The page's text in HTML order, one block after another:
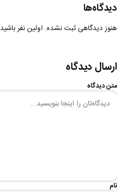
دیدگاه‌ها
هنوز دیدگاهی ثبت نشده. اولین نفر
ارسال دیدگاه
متن دیدگاه
نام